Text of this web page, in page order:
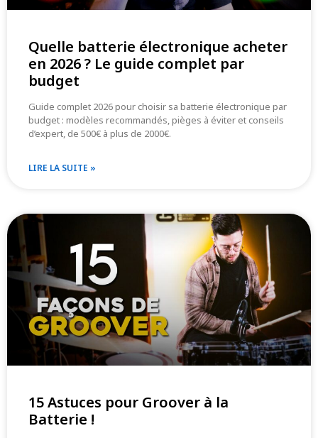
Quelle batterie électronique acheter
en 2026 ? Le guide complet par
budget
Guide complet 2026 pour choisir sa batterie électronique par
budget : modèles recommandés, pièges à éviter et conseils
d’expert, de 500€ à plus de 2000€.
LIRE LA SUITE »
15 Astuces pour Groover à la
Batterie !